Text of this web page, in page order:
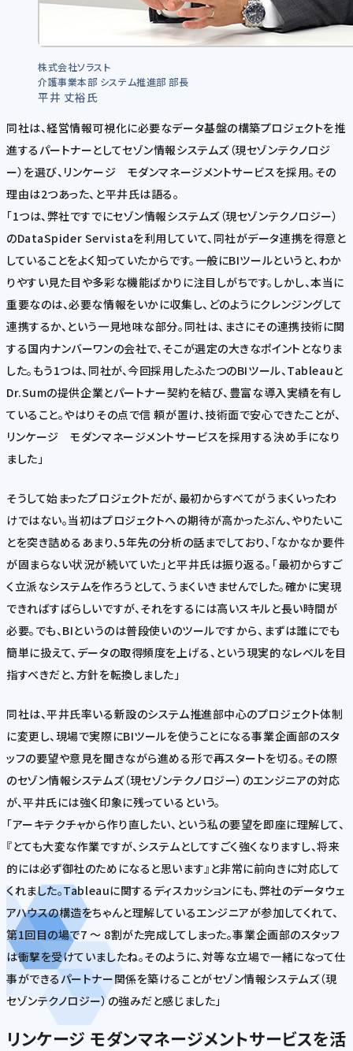
株式会社ソラスト
介護事業本部 システム推進部 部長
平井 丈裕氏
同社は、経営情報可視化に必要なデータ基盤の構築プロジェクトを推
進するパートナーとしてセゾン情報システムズ（現セゾンテクノロジ
ー）を選び、リンケージ モダンマネージメントサービスを採用。その
理由は2つあった、と平井氏は語る。
「1つは、弊社ですでにセゾン情報システムズ（現セゾンテクノロジー）
のDataSpider Servistaを利用していて、同社がデータ連携を得意と
していることをよく知っていたからです。一般にBIツールというと、わか
りやすい見た目や多彩な機能ばかりに注目しがちです。しかし、本当に
重要なのは、必要な情報をいかに収集し、どのようにクレンジングして
連携するか、という一見地味な部分。同社は、まさにその連携技術に関
する国内ナンバーワンの会社で、そこが選定の大きなポイントとなりま
した。もう1つは、同社が、今回採用したふたつのBIツール、Tableauと
Dr.Sumの提供企業とパートナー契約を結び、豊富な導入実績を有し
ていること。やはりその点で信 頼が置け、技術面で安心できたことが、
リンケージ モダンマネージメントサービスを採用する決め手になり
ました」
そうして始まったプロジェクトだが、最初からすべてがうまくいったわ
けではない。当初はプロジェクトへの期待が高かったぶん、やりたいこ
とを突き詰めるあまり、5年先の分析の話までしており、「なかなか要件
が固まらない状況が続いていた」と平井氏は振り返る。「最初からすご
く立派なシステムを作ろうとして、うまくいきませんでした。確かに実現
できればすばらしいですが、それをするには高いスキルと長い時間が
必要。でも、BIというのは普段使いのツールですから、まずは誰にでも
簡単に扱えて、データの取得頻度を上げる、という現実的なレベルを目
指すべきだと、方針を転換しました」
同社は、平井氏率いる新設のシステム推進部中心のプロジェクト体制
に変更し、現場で実際にBIツールを使うことになる事業企画部のスタ
ッフの要望や意見を聞きながら進める形で再スタートを切る。その際
のセゾン情報システムズ（現セゾンテクノロジー）のエンジニアの対応
が、平井氏には強く印象に残っているという。
「アーキテクチャから作り直したい、という私の要望を即座に理解して、
『とても大変な作業ですが、システムとしてすごく強くなりますし、将来
的には必ず御社のためになると思います』と非常に前向きに対応して
くれました。Tableauに関するディスカッションにも、弊社のデータウェ
アハウスの構造をちゃんと理解しているエンジニアが参加してくれて、
第1回目の場で7 ～ 8割がた完成してしまった。事業企画部のスタッフ
は衝撃を受けていましたね。そのように、対等な立場で一緒になって仕
事ができるパートナー関係を築けることがセゾン情報システムズ（現
セゾンテクノロジー）の強みだと感じました」
リンケージ モダンマネージメントサービスを活